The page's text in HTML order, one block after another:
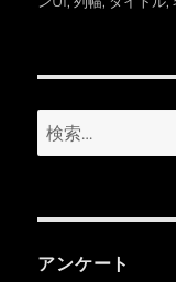
検
索:
アンケート